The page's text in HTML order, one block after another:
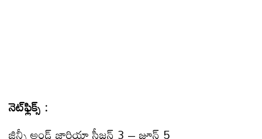
నెట్‌ఫ్లిక్స్ :
జిన్నీ అండ్‌ జార్జియా సీజన్‌ 3 – జూన్ 5